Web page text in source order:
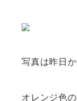
写真は昨日
オレンジ色